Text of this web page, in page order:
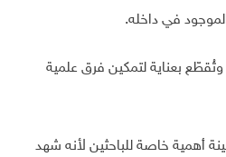
في داخله.
بعناية لتمكين فرق علمية
أهمية خاصة للباحثين لأنه شهد